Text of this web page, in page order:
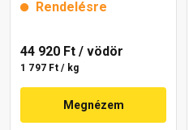
Rendelésre
44 920 Ft / vödör
1 797 Ft / kg
Megnézem